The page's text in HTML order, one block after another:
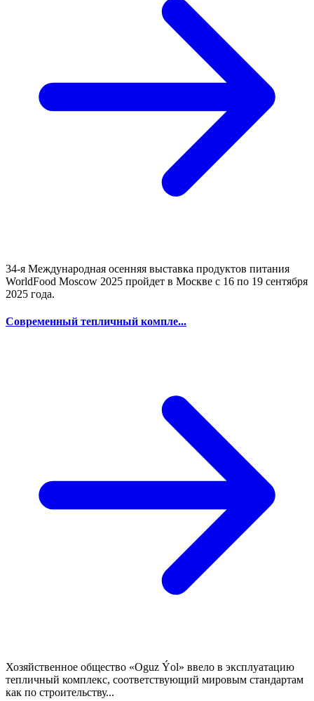
34-я Международная осенняя выставка продуктов питания
WorldFood Moscow 2025 пройдет в Москве с 16 по 19 сентября
2025 года.
Современный тепличный компле...
Хозяйственное общество «Oguz Ýol» ввело в эксплуатацию
тепличный комплекс, соответствующий мировым стандартам
как по строительству...